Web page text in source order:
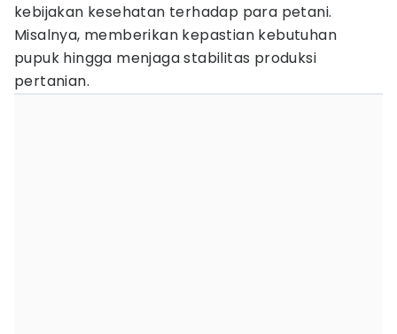
kebijakan kesehatan terhadap para petani.
Misalnya, memberikan kepastian kebutuhan
pupuk hingga menjaga stabilitas produksi
pertanian.